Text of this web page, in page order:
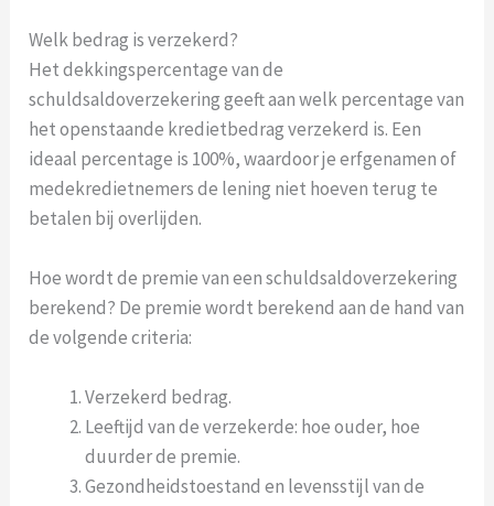
Welk bedrag is verzekerd?
Het dekkingspercentage van de
schuldsaldoverzekering geeft aan welk percentage van
het openstaande kredietbedrag verzekerd is. Een
ideaal percentage is 100%, waardoor je erfgenamen of
medekredietnemers de lening niet hoeven terug te
betalen bij overlijden.
Hoe wordt de premie van een schuldsaldoverzekering
berekend? De premie wordt berekend aan de hand van
de volgende criteria:
Verzekerd bedrag.
Leeftijd van de verzekerde: hoe ouder, hoe
duurder de premie.
Gezondheidstoestand en levensstijl van de